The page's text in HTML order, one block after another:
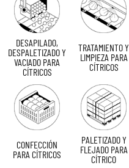
DESAPILADO,
DESPALETIZADO Y
VACIADO PARA
CÍTRICOS
TRATAMIENTO Y
LIMPIEZA PARA
CÍTRICOS
CONFECCIÓN
PARA CÍTRICOS
PALETIZADO Y
FLEJADO PARA
CÍTRICO